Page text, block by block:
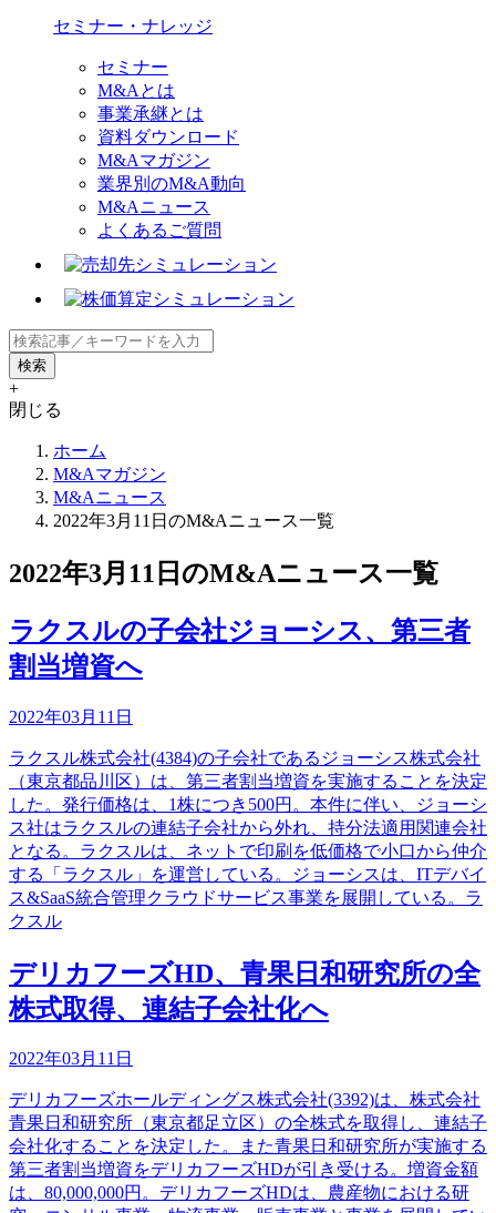
セミナー・ナレッジ
セミナー
M&Aとは
事業承継とは
資料ダウンロード
M&Aマガジン
業界別のM&A動向
M&Aニュース
よくあるご質問
+
閉じる
ホーム
M&Aマガジン
M&Aニュース
2022年3月11日のM&Aニュース一覧
2022年3月11日のM&Aニュース一覧
ラクスルの子会社ジョーシス、第三者
割当増資へ
2022年03月11日
ラクスル株式会社(4384)の子会社であるジョーシス株式会社
（東京都品川区）は、第三者割当増資を実施することを決定
した。発行価格は、1株につき500円。本件に伴い、ジョーシ
ス社はラクスルの連結子会社から外れ、持分法適用関連会社
となる。ラクスルは、ネットで印刷を低価格で小口から仲介
する「ラクスル」を運営している。ジョーシスは、ITデバイ
ス&SaaS統合管理クラウドサービス事業を展開している。ラ
クスル
デリカフーズHD、青果日和研究所の全
株式取得、連結子会社化へ
2022年03月11日
デリカフーズホールディングス株式会社(3392)は、株式会社
青果日和研究所（東京都足立区）の全株式を取得し、連結子
会社化することを決定した。また青果日和研究所が実施する
第三者割当増資をデリカフーズHDが引き受ける。増資金額
は、80,000,000円。デリカフーズHDは、農産物における研